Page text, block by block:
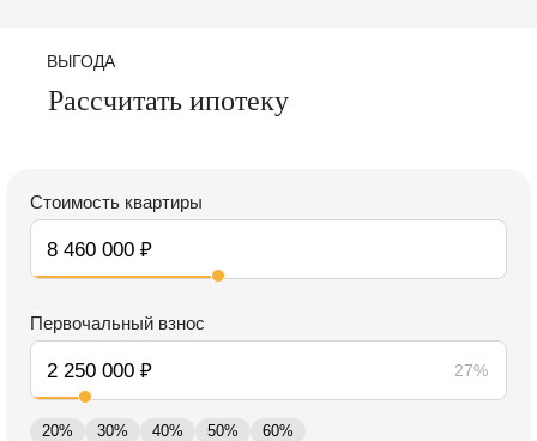
ВЫГОДА
Рассчитать ипотеку
Стоимость квартиры
Первочальный взнос
27%
20% 30% 40% 50% 60%